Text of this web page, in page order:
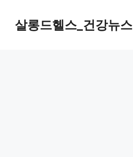
살롱드헬스_건강뉴스